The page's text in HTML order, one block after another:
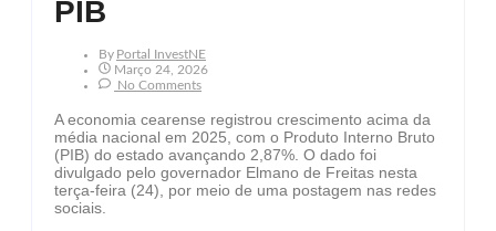
PIB
By Portal InvestNE
Março 24, 2026
No Comments
A economia cearense registrou crescimento acima da
média nacional em 2025, com o Produto Interno Bruto
(PIB) do estado avançando 2,87%. O dado foi
divulgado pelo governador Elmano de Freitas nesta
terça-feira (24), por meio de uma postagem nas redes
sociais.